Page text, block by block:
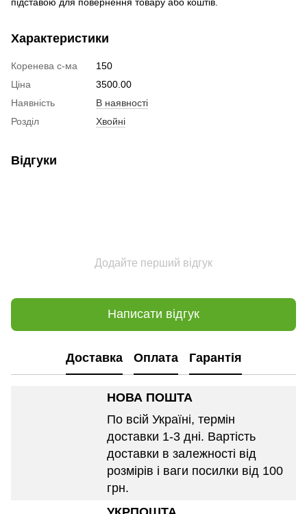
Характеристики
Коренева с-ма
150
Ціна
3500.00
Наявність
В наявності
Розділ
Хвойні
Відгуки
Додайте перший відгук
Написати відгук
Доставка Оплата Гарантія
НОВА ПОШТА
По всій Україні, термін
доставки 1-3 дні. Вартість
доставки в залежності від
розмірів і ваги посилки від 100
грн.